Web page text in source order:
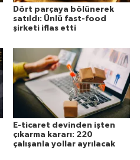
Dört parçaya bölünerek
satıldı: Ünlü fast-food
şirketi iflas etti
E-ticaret devinden işten
çıkarma kararı: 220
çalışanla yollar ayrılacak